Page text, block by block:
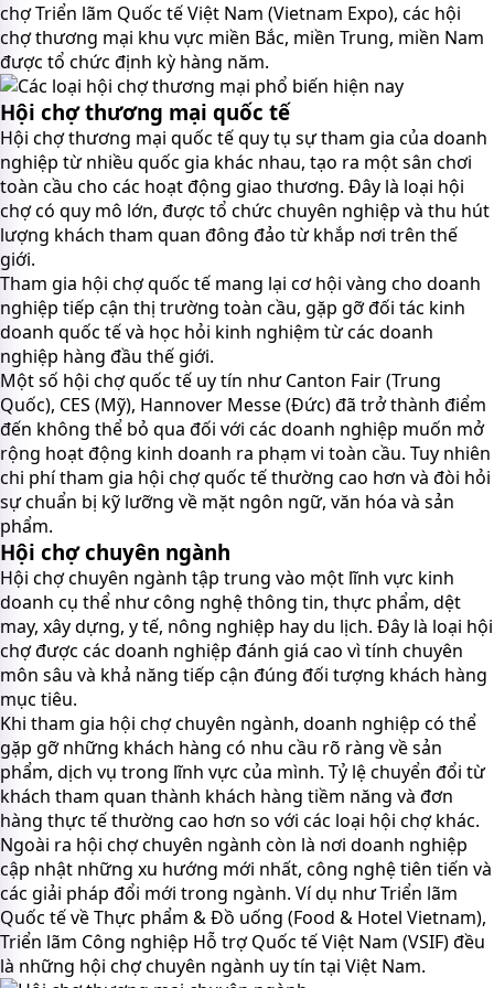
chợ Triển lãm Quốc tế Việt Nam (Vietnam Expo), các hội
chợ thương mại khu vực miền Bắc, miền Trung, miền Nam
được tổ chức định kỳ hàng năm.
Hội chợ thương mại quốc tế
Hội chợ thương mại quốc tế quy tụ sự tham gia của doanh
nghiệp từ nhiều quốc gia khác nhau, tạo ra một sân chơi
toàn cầu cho các hoạt động giao thương. Đây là loại hội
chợ có quy mô lớn, được tổ chức chuyên nghiệp và thu hút
lượng khách tham quan đông đảo từ khắp nơi trên thế
giới.
Tham gia hội chợ quốc tế mang lại cơ hội vàng cho doanh
nghiệp tiếp cận thị trường toàn cầu, gặp gỡ đối tác kinh
doanh quốc tế và học hỏi kinh nghiệm từ các doanh
nghiệp hàng đầu thế giới.
Một số hội chợ quốc tế uy tín như Canton Fair (Trung
Quốc), CES (Mỹ), Hannover Messe (Đức) đã trở thành điểm
đến không thể bỏ qua đối với các doanh nghiệp muốn mở
rộng hoạt động kinh doanh ra phạm vi toàn cầu. Tuy nhiên
chi phí tham gia hội chợ quốc tế thường cao hơn và đòi hỏi
sự chuẩn bị kỹ lưỡng về mặt ngôn ngữ, văn hóa và sản
phẩm.
Hội chợ chuyên ngành
Hội chợ chuyên ngành tập trung vào một lĩnh vực kinh
doanh cụ thể như công nghệ thông tin, thực phẩm, dệt
may, xây dựng, y tế, nông nghiệp hay du lịch. Đây là loại hội
chợ được các doanh nghiệp đánh giá cao vì tính chuyên
môn sâu và khả năng tiếp cận đúng đối tượng khách hàng
mục tiêu.
Khi tham gia hội chợ chuyên ngành, doanh nghiệp có thể
gặp gỡ những khách hàng có nhu cầu rõ ràng về sản
phẩm, dịch vụ trong lĩnh vực của mình. Tỷ lệ chuyển đổi từ
khách tham quan thành khách hàng tiềm năng và đơn
hàng thực tế thường cao hơn so với các loại hội chợ khác.
Ngoài ra hội chợ chuyên ngành còn là nơi doanh nghiệp
cập nhật những xu hướng mới nhất, công nghệ tiên tiến và
các giải pháp đổi mới trong ngành. Ví dụ như Triển lãm
Quốc tế về Thực phẩm & Đồ uống (Food & Hotel Vietnam),
Triển lãm Công nghiệp Hỗ trợ Quốc tế Việt Nam (VSIF) đều
là những hội chợ chuyên ngành uy tín tại Việt Nam.